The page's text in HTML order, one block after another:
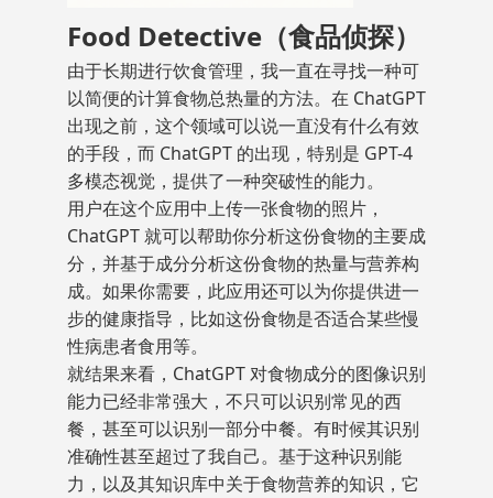
Food Detective（食品侦探）
由于长期进行饮食管理，我一直在寻找一种可
以简便的计算食物总热量的方法。在 ChatGPT
出现之前，这个领域可以说一直没有什么有效
的手段，而 ChatGPT 的出现，特别是 GPT-4
多模态视觉，提供了一种突破性的能力。
用户在这个应用中上传一张食物的照片，
ChatGPT 就可以帮助你分析这份食物的主要成
分，并基于成分分析这份食物的热量与营养构
成。如果你需要，此应用还可以为你提供进一
步的健康指导，比如这份食物是否适合某些慢
性病患者食用等。
就结果来看，ChatGPT 对食物成分的图像识别
能力已经非常强大，不只可以识别常见的西
餐，甚至可以识别一部分中餐。有时候其识别
准确性甚至超过了我自己。基于这种识别能
力，以及其知识库中关于食物营养的知识，它